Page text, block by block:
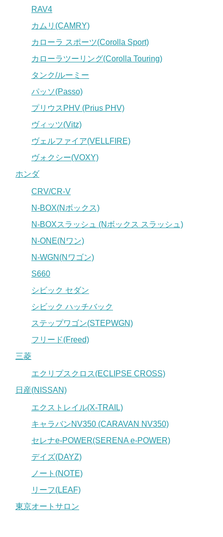
RAV4
カムリ(CAMRY)
カローラ スポーツ(Corolla Sport)
カローラツーリング(Corolla Touring)
タンク/ルーミー
パッソ(Passo)
プリウスPHV (Prius PHV)
ヴィッツ(Vitz)
ヴェルファイア(VELLFIRE)
ヴォクシー(VOXY)
ホンダ
CRV/CR-V
N-BOX(Nボックス)
N-BOXスラッシュ (Nボックス スラッシュ)
N-ONE(Nワン)
N-WGN(Nワゴン)
S660
シビック セダン
シビック ハッチバック
ステップワゴン(STEPWGN)
フリード(Freed)
三菱
エクリプスクロス(ECLIPSE CROSS)
日産(NISSAN)
エクストレイル(X-TRAIL)
キャラバンNV350 (CARAVAN NV350)
セレナe-POWER(SERENA e-POWER)
デイズ(DAYZ)
ノート(NOTE)
リーフ(LEAF)
東京オートサロン